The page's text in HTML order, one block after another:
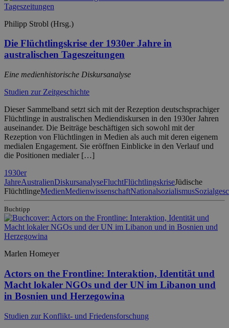
Philipp Strobl (Hrsg.)
Die Flüchtlingskrise der 1930er Jahre in
australischen Tageszeitungen
Eine medienhistorische Diskursanalyse
Studien zur Zeitgeschichte
Dieser Sammelband setzt sich mit der Rezeption deutschsprachiger
Flüchtlinge in australischen Mediendiskursen in den 1930er Jahren
auseinander. Die Beiträge beschäftigen sich sowohl mit der
Rezeption von Flüchtlingen in Medien als auch mit deren eigenem
medialen Engagement. Sie eröffnen Einblicke in den Verlauf und
die Positionen medialer […]
1930er
JahreAustralienDiskursanalyseFluchtFlüchtlingskriseJüdische
FlüchtlingeMedienMedienwissenschaftNationalsozialismus
Buchtipp
Marlen Homeyer
Actors on the Frontline: Interaktion, Identität und
Macht lokaler NGOs und der UN im Libanon und
in Bosnien und Herzegowina
Studien zur Konflikt- und Friedensforschung